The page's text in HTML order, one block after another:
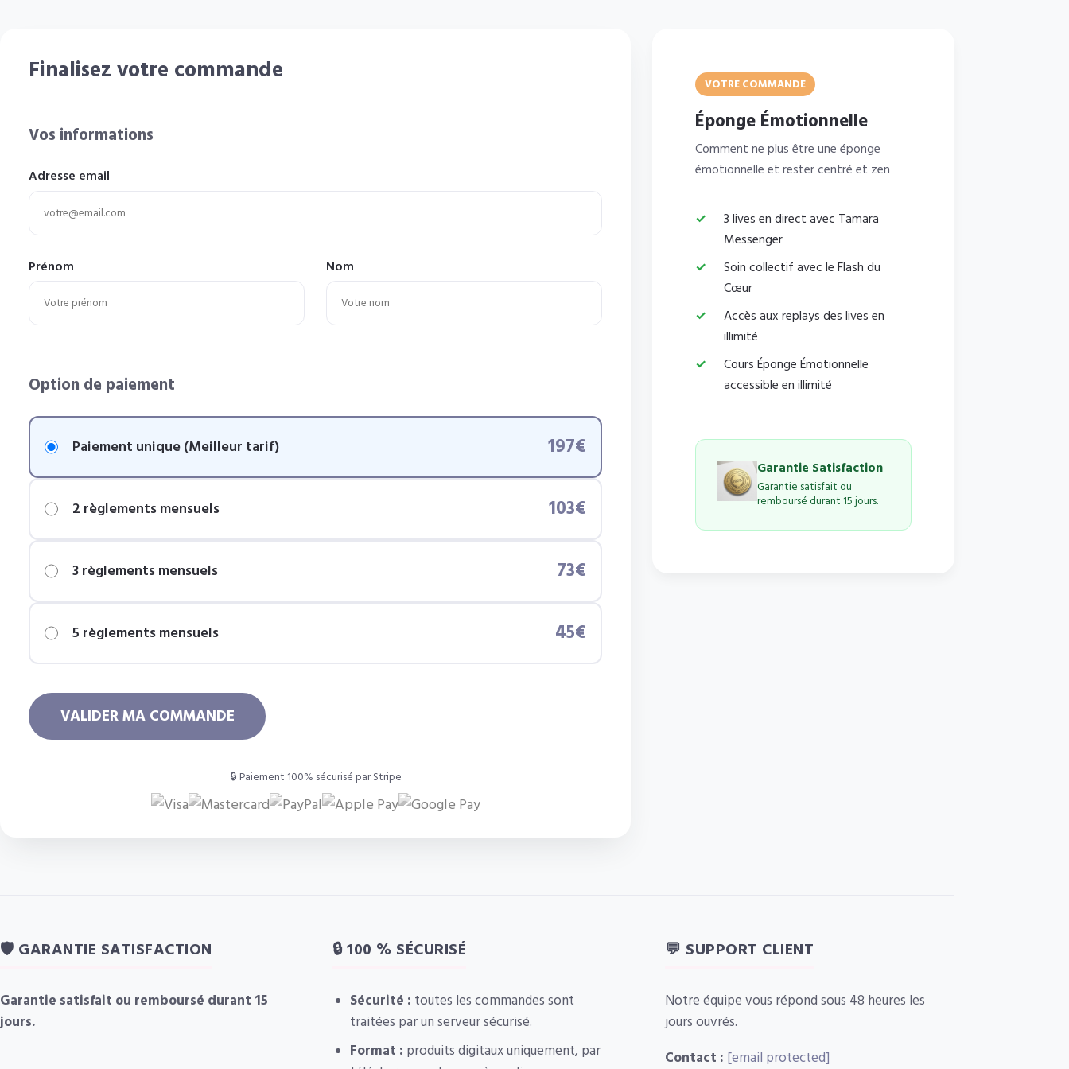
Finalisez votre commande
Vos informations
Adresse email
Prénom Nom
Option de paiement
Paiement unique (Meilleur tarif) 197€
2 règlements mensuels 103€
3 règlements mensuels 73€
5 règlements mensuels 45€
VALIDER MA COMMANDE
🔒 Paiement 100% sécurisé par Stripe
VOTRE COMMANDE
Éponge Émotionnelle
Comment ne plus être une éponge
émotionnelle et rester centré et zen
3 lives en direct avec Tamara
Messenger
Soin collectif avec le Flash du
Cœur
Accès aux replays des lives en
illimité
Cours Éponge Émotionnelle
accessible en illimité
Garantie Satisfaction
Garantie satisfait ou
remboursé durant 15 jours.
🛡️ GARANTIE SATISFACTION
Garantie satisfait ou remboursé durant 15
jours.
🔒 100 % SÉCURISÉ
Sécurité : toutes les commandes sont
traitées par un serveur sécurisé.
Format : produits digitaux uniquement, par
💬 SUPPORT CLIENT
Notre équipe vous répond sous 48 heures les
jours ouvrés.
Contact : [email protected]